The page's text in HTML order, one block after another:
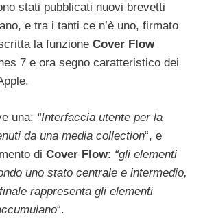
stati pubblicati nuovi brevetti
e tra i tanti ce n’è uno, firmato
la funzione Cover Flow
7 e ora segno caratteristico dei
una: “Interfaccia utente per la
da una media collection“, e
di Cover Flow: “gli elementi
uno stato centrale e intermedio,
rappresenta gli elementi
“.